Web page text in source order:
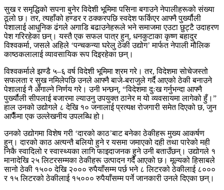
सुख र समृद्धिको सपना बुनेर विदेशी भूमिमा पसिना बगाउने नेपालीहरूको संख्या
ठूलो छ। तर, त्यहाँको हण्डर र ठक्करपछि स्वदेश फर्किएर आफ्नै पुर्ख्यौली
पेशालाई आधुनिक ढंगले अगाडि बढाउनेहरूले भने समाजमा एउटा छुट्टै उदाहरण
पेश गरिरहेका छन्। यस्तै एक सफल पात्र हुन्, धनकुटाका कृष्ण बहादुर
विश्वकर्मा, जसले अहिले ‘पन्चकन्या घरेलु ठेकी उद्योग’ मार्फत नेपाली मौलिक
काष्ठकलालाई व्यावसायिक रूप दिइरहेका छन्।
विश्वकर्माले झण्डै ५–६ वर्ष विदेशी भूमिमा श्रम गरे। तर, विदेशमा सोचेजस्तो
सफलता र सुख नमिलेपछि उनले आफ्नै बाजे-बराजुले गर्दै आएको ठेकी बनाउने
पेशालाई नै अँगाल्ने निर्णय गरे। उनी भन्छन्, “विदेशमा दुःख गर्नुभन्दा आफ्नै
पुर्ख्यौली सीपलाई बजारमा ल्याउनु उपयुक्त ठानेर म यो व्यवसायमा लागेको हुँ।”
हाल उनको उद्योगले ८ देखि १० जनालाई प्रत्यक्ष रोजगारी समेत दिएको छ, जुन
आफैँमा एक उल्लेखनीय उपलब्धि हो।
उनको उद्योगमा विशेष गरी ‘दारको काठ’बाट बनेका ठेकीहरू मुख्य आकर्षण
हुन्। दारको काठ अत्यन्तै बलियो हुने र यसमा जमाएको दही तथा पारेको मही
निकै स्वादिलो र स्वास्थ्यका लागि फाइदाजनक हुने उनी बताउँछन्। उद्योगले १
मानादेखि २५ लिटरसम्मका ठेकीहरू उत्पादन गर्दै आएको छ। मूल्यको हिसाबले
सानो ठेकी १५०० देखि २००० रुपैयाँसम्म पर्छ भने ८ लिटरको ठेकीलाई ८०००
र १५ लिटरको ठेकीलाई १५००० रुपैयाँसम्म पर्ने जानकारी उनले दिएका छन्।